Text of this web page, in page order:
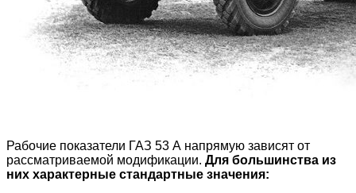
Рабочие показатели ГАЗ 53 А напрямую зависят от
рассматриваемой модификации. Для большинства из
них характерные стандартные значения: